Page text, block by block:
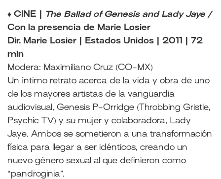
♦ CINE |
The Ballad of Genesis and Lady Jaye /
Con la presencia de Marie Losier
Dir. Marie Losier | Estados Unidos | 2011 | 72
min
Modera: Maximiliano Cruz (CO-MX)
Un íntimo retrato acerca de la vida y obra de uno
de los mayores artistas de la vanguardia
audiovisual, Genesis P-Orridge (Throbbing Gristle,
Psychic TV) y su mujer y colaboradora, Lady
Jaye. Ambos se sometieron a una transformación
física para llegar a ser idénticos, creando un
nuevo género sexual al que definieron como
“pandroginia”.